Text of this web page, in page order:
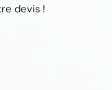
devis !